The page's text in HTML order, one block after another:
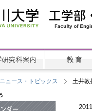
ニュース・トピックス 土井教